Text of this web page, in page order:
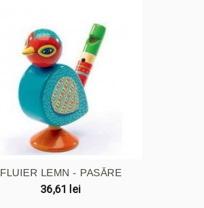
FLUIER LEMN - PASĂRE
36,61 lei